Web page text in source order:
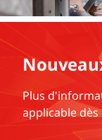
Plus
applicable dès